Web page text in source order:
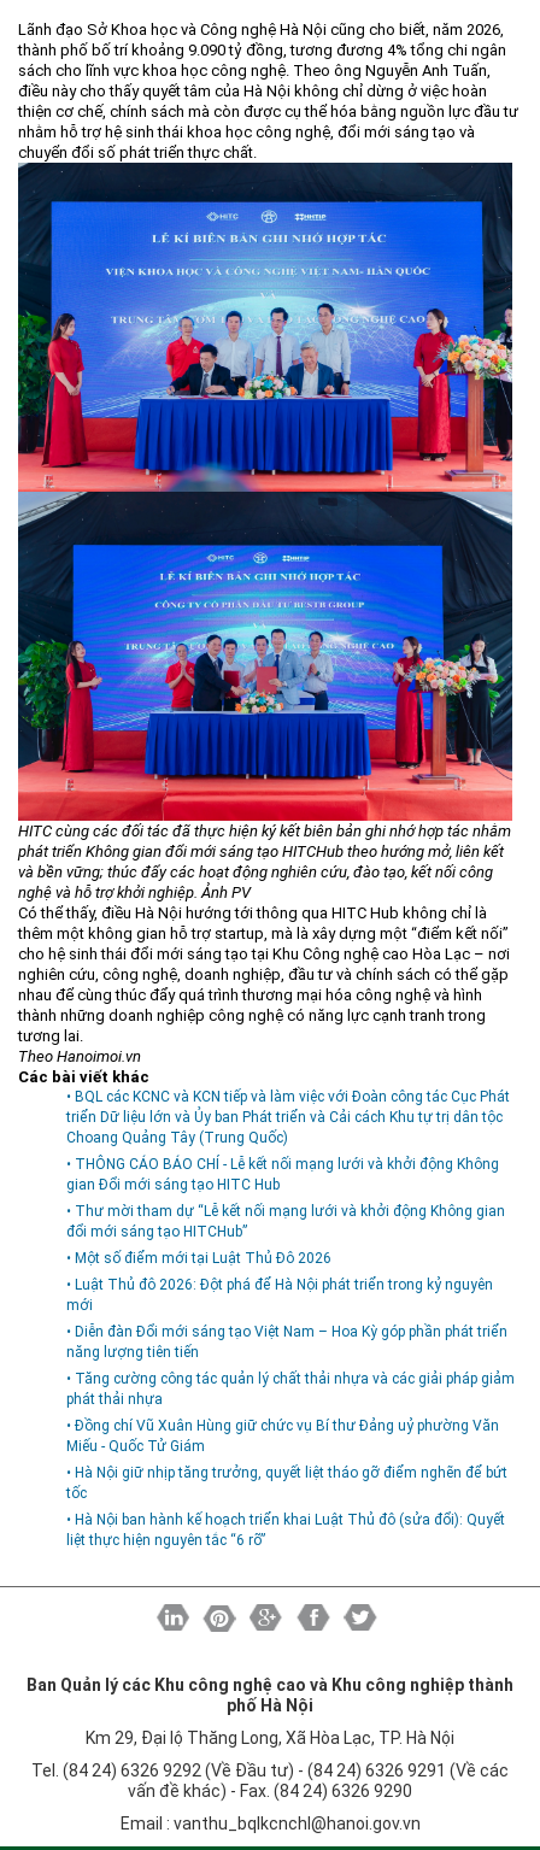
Lãnh đạo Sở Khoa học và Công nghệ Hà Nội cũng cho biết, năm 2026,
thành phố bố trí khoảng 9.090 tỷ đồng, tương đương 4% tổng chi ngân
sách cho lĩnh vực khoa học công nghệ. Theo ông Nguyễn Anh Tuấn,
điều này cho thấy quyết tâm của Hà Nội không chỉ dừng ở việc hoàn
thiện cơ chế, chính sách mà còn được cụ thể hóa bằng nguồn lực đầu tư
nhằm hỗ trợ hệ sinh thái khoa học công nghệ, đổi mới sáng tạo và
chuyển đổi số phát triển thực chất.
HITC cùng các đối tác đã thực hiện ký kết biên bản ghi nhớ hợp tác nhằm
phát triển Không gian đổi mới sáng tạo HITCHub theo hướng mở, liên kết
và bền vững; thúc đẩy các hoạt động nghiên cứu, đào tạo, kết nối công
nghệ và hỗ trợ khởi nghiệp. Ảnh PV
Có thể thấy, điều Hà Nội hướng tới thông qua HITC Hub không chỉ là
thêm một không gian hỗ trợ startup, mà là xây dựng một “điểm kết nối”
cho hệ sinh thái đổi mới sáng tạo tại Khu Công nghệ cao Hòa Lạc – nơi
nghiên cứu, công nghệ, doanh nghiệp, đầu tư và chính sách có thể gặp
nhau để cùng thúc đẩy quá trình thương mại hóa công nghệ và hình
thành những doanh nghiệp công nghệ có năng lực cạnh tranh trong
tương lai.
Theo Hanoimoi.vn
Các bài viết khác
• BQL các KCNC và KCN tiếp và làm việc với Đoàn công tác Cục Phát
triển Dữ liệu lớn và Ủy ban Phát triển và Cải cách Khu tự trị dân tộc
Choang Quảng Tây (Trung Quốc)
• THÔNG CÁO BÁO CHÍ - Lễ kết nối mạng lưới và khởi động Không
gian Đổi mới sáng tạo HITC Hub
• Thư mời tham dự “Lễ kết nối mạng lưới và khởi động Không gian
đổi mới sáng tạo HITCHub”
• Một số điểm mới tại Luật Thủ Đô 2026
• Luật Thủ đô 2026: Đột phá để Hà Nội phát triển trong kỷ nguyên
mới
• Diễn đàn Đổi mới sáng tạo Việt Nam – Hoa Kỳ góp phần phát triển
năng lượng tiên tiến
• Tăng cường công tác quản lý chất thải nhựa và các giải pháp giảm
phát thải nhựa
• Đồng chí Vũ Xuân Hùng giữ chức vụ Bí thư Đảng uỷ phường Văn
Miếu - Quốc Tử Giám
• Hà Nội giữ nhịp tăng trưởng, quyết liệt tháo gỡ điểm nghẽn để bứt
tốc
• Hà Nội ban hành kế hoạch triển khai Luật Thủ đô (sửa đổi): Quyết
liệt thực hiện nguyên tắc “6 rõ”
Ban Quản lý các Khu công nghệ cao và Khu công nghiệp thành
phố Hà Nội
Km 29, Đại lộ Thăng Long, Xã Hòa Lạc, TP. Hà Nội
Tel. (84 24) 6326 9292 (Về Đầu tư) - (84 24) 6326 9291 (Về các
vấn đề khác) - Fax. (84 24) 6326 9290
Email : vanthu_bqlkcnchl@hanoi.gov.vn